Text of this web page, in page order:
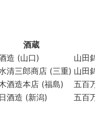
酒蔵
造 (山口)
山田錦
清三郎商店 (三重) 山田錦
酒造本店 (福島)
五百
酒造 (新潟) 五百